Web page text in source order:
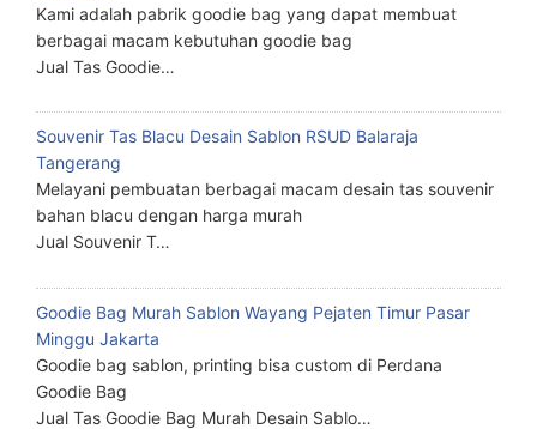
Kami adalah pabrik goodie bag yang dapat membuat
berbagai macam kebutuhan goodie bag
Jual Tas Goodie…
Souvenir Tas Blacu Desain Sablon RSUD Balaraja
Tangerang
Melayani pembuatan berbagai macam desain tas souvenir
bahan blacu dengan harga murah
Jual Souvenir T…
Goodie Bag Murah Sablon Wayang Pejaten Timur Pasar
Minggu Jakarta
Goodie bag sablon, printing bisa custom di Perdana
Goodie Bag
Jual Tas Goodie Bag Murah Desain Sablo…